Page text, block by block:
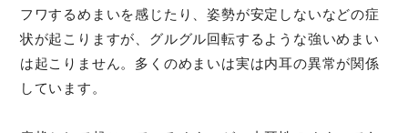
フワするめまいを感じたり、姿勢が安定しないなどの症
状が起こりますが、グルグル回転するような強いめまい
は起こりません。多くのめまいは実は内耳の異常が関係
しています。